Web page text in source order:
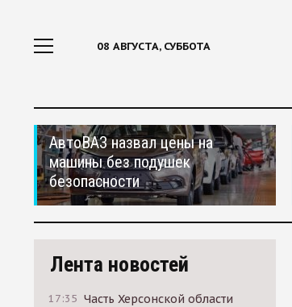
08 АВГУСТА, СУББОТА
АвтоВАЗ назвал цены на
машины без подушек
безопасности
Лента новостей
17:35 Часть Херсонской области